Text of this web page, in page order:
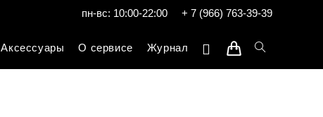
пн-вс: 10:00-22:00 + 7 (966) 763-39-39
Аксессуары О сервисе Журнал